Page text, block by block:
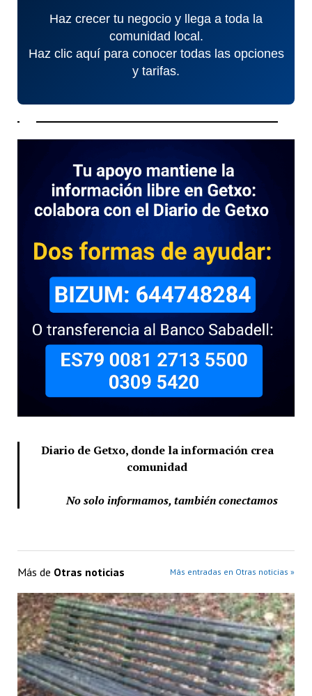
Haz crecer tu negocio y llega a toda la
comunidad local.
Haz clic aquí para conocer todas las opciones
y tarifas.
Diario de Getxo, donde la información crea
comunidad
No solo informamos, también conectamos
Más de Otras noticias Más entradas en Otras noticias »